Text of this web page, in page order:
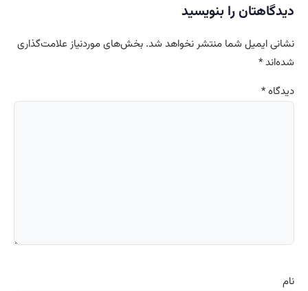
دیدگاهتان را بنویسید
نشانی ایمیل شما منتشر نخواهد شد. بخش‌های موردنیاز علامت‌گذاری
شده‌اند*
دیدگاه*
نام